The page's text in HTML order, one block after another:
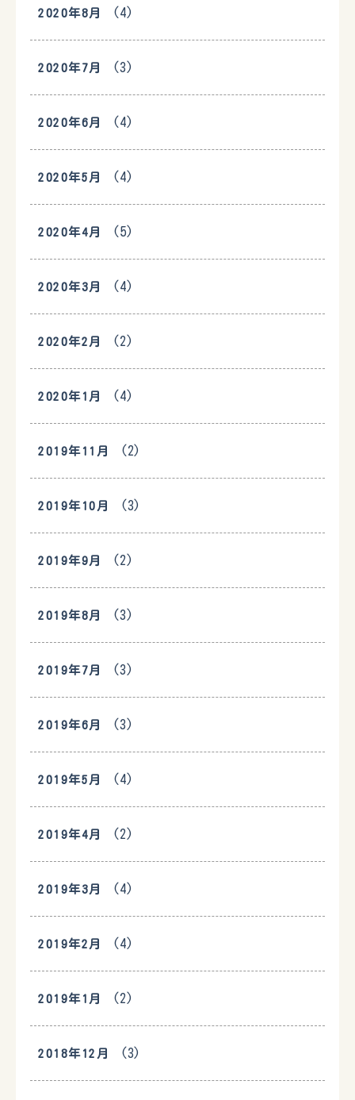
2020年8月 (4)
2020年7月 (3)
2020年6月 (4)
2020年5月 (4)
2020年4月 (5)
2020年3月 (4)
2020年2月 (2)
2020年1月 (4)
2019年11月 (2)
2019年10月 (3)
2019年9月 (2)
2019年8月 (3)
2019年7月 (3)
2019年6月 (3)
2019年5月 (4)
2019年4月 (2)
2019年3月 (4)
2019年2月 (4)
2019年1月 (2)
2018年12月 (3)